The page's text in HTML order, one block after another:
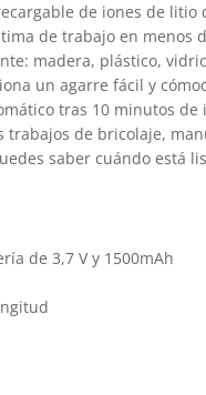
de iones de litio
de trabajo en menos
madera, plástico,
un agarre fácil y
tras 10 minutos de
de bricolaje,
saber cuándo está
de 3,7 V y 1500mAh